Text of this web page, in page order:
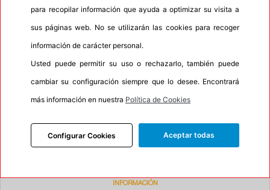
Si
Banda blanca No
No
Calidad BUDGET
P.O.R. No
Oportunidad No
Etiqueta energética Información Eprel
INFORMACIÓN
para recopilar información que ayuda a optimizar su visita a
sus páginas web. No se utilizarán las cookies para recoger
información de carácter personal.
Usted puede permitir su uso o rechazarlo, también puede
cambiar su configuración siempre que lo desee. Encontrará
más información en nuestra Política de Cookies
Configurar Cookies Aceptar todas